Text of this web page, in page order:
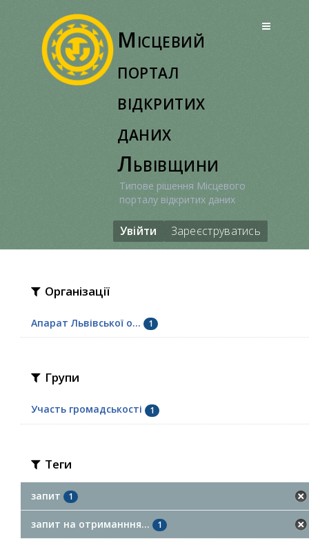
Місцевий
портал
відкритих
даних
Львівщини
Типове рішення Місцевого
порталу відкритих даних
Увійти Зареєструватись
Організації
Апарат Львівської о... 1
Групи
Участь громадськості 1
Теги
запит 1
запит на отриманння... 1